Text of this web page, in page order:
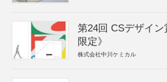
第24回 CSデザイ
限定》
株式会社中川ケミカル